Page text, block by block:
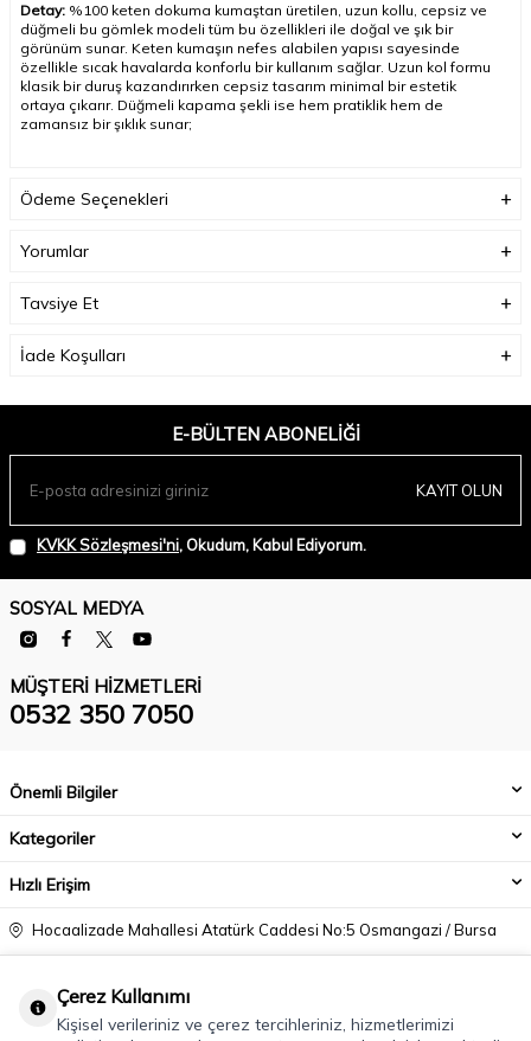
Detay: %100 keten dokuma kumaştan üretilen, uzun kollu, cepsiz ve
düğmeli bu gömlek modeli tüm bu özellikleri ile doğal ve şık bir
görünüm sunar. Keten kumaşın nefes alabilen yapısı sayesinde
özellikle sıcak havalarda konforlu bir kullanım sağlar. Uzun kol formu
klasik bir duruş kazandırırken cepsiz tasarım minimal bir estetik
ortaya çıkarır. Düğmeli kapama şekli ise hem pratiklik hem de
zamansız bir şıklık sunar;
Ödeme Seçenekleri
Yorumlar
Tavsiye Et
İade Koşulları
E-BÜLTEN ABONELIĞI
KAYIT OLUN
KVKK Sözleşmesi'ni, Okudum, Kabul Ediyorum.
SOSYAL MEDYA
MÜŞTERI HIZMETLERI
0532 350 7050
Önemli Bilgiler
Kategoriler
Hızlı Erişim
Hocaalizade Mahallesi Atatürk Caddesi No:5 Osmangazi / Bursa
info@modacadiri.com
Çerez Kullanımı
Kişisel verileriniz ve çerez tercihleriniz, hizmetlerimizi